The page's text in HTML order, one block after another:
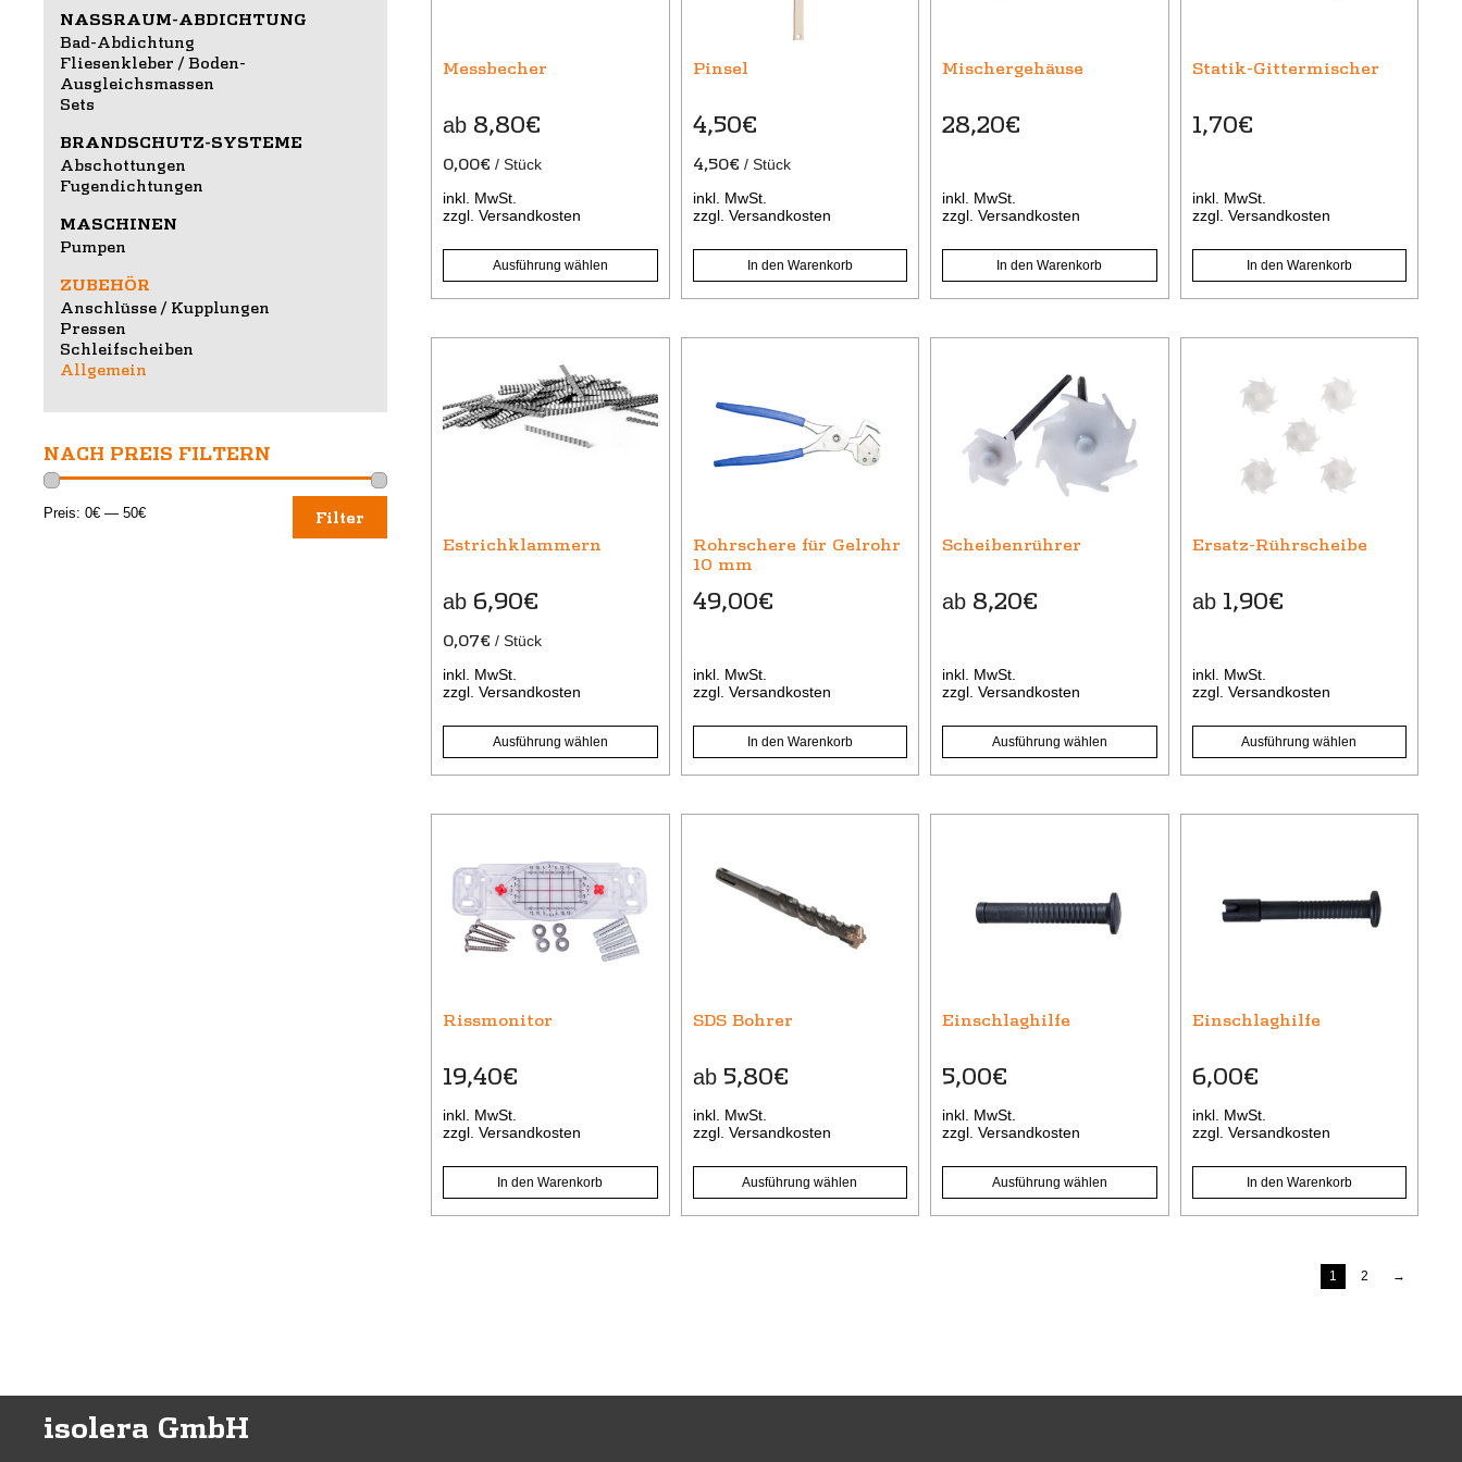
Messbecher
ab 8,80€
0,00€ / Stück
inkl. MwSt.
zzgl. Versandkosten
Ausführung wählen
der
gewählt
werden
Pinsel
4,50€
4,50€ / Stück
inkl. MwSt.
zzgl. Versandkosten
In den Warenkorb
Mischergehäuse
28,20€
inkl. MwSt.
zzgl. Versandkosten
In den Warenkorb
Statik-Gittermischer
1,70€
inkl. MwSt.
zzgl. Versandkosten
In den Warenkorb
Estrichklammern
ab 6,90€
0,07€ / Stück
inkl. MwSt.
zzgl. Versandkosten
Ausführung wählen
Produkt
weist
der
gewählt
werden
Rohrschere für Gelrohr
10 mm
49,00€
inkl. MwSt.
zzgl. Versandkosten
In den Warenkorb
Scheibenrührer
ab 8,20€
inkl. MwSt.
zzgl. Versandkosten
Ausführung wählen
mehrere
Varianten
der
werden
Ersatz-Rührscheibe
ab 1,90€
inkl. MwSt.
zzgl. Versandkosten
Ausführung wählen
Produkt
Varianten
der
werden
Rissmonitor
19,40€
inkl. MwSt.
zzgl. Versandkosten
In den Warenkorb
SDS Bohrer
ab 5,80€
inkl. MwSt.
zzgl. Versandkosten
Ausführung wählen
Produkt
weist
der
gewählt
Einschlaghilfe
5,00€
inkl. MwSt.
zzgl. Versandkosten
Ausführung wählen
mehrere
der
gewählt
Einschlaghilfe
6,00€
inkl. MwSt.
zzgl. Versandkosten
In den Warenkorb
1 2 →
NASSRAUM-ABDICHTUNG
Bad-Abdichtung
Fliesenkleber / Boden-
Ausgleichsmassen
Sets
BRANDSCHUTZ-SYSTEME
Abschottungen
Fugendichtungen
MASCHINEN
Pumpen
ZUBEHÖR
Anschlüsse / Kupplungen
Pressen
Schleifscheiben
Allgemein
NACH PREIS FILTERN
Min.
Max. Filter
Preis: 0€ — 50€
isolera GmbH